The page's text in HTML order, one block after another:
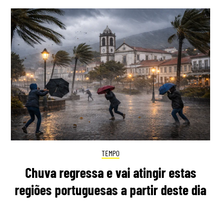
TEMPO
Chuva regressa e vai atingir estas
regiões portuguesas a partir deste dia